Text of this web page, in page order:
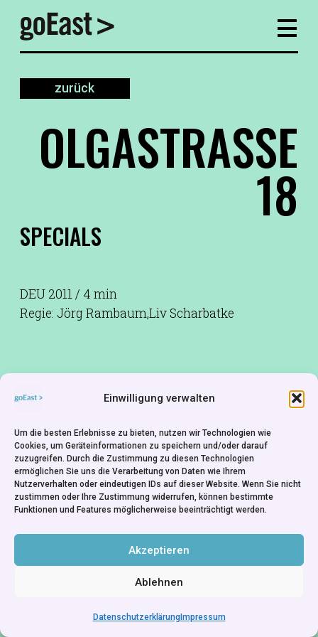
Einwilligung verwalten
Um die besten Erlebnisse zu bieten, nutzen wir Technologien wie
Cookies, um Geräteinformationen zu speichern und/oder darauf
zuzugreifen. Durch die Zustimmung zu diesen Technologien
ermöglichen Sie uns die Verarbeitung von Daten wie Ihrem
Nutzerverhalten oder eindeutigen IDs auf dieser Website. Wenn Sie nicht
zustimmen oder Ihre Zustimmung widerrufen, können bestimmte
Funktionen und Features möglicherweise beeinträchtigt werden.
Akzeptieren
Ablehnen
DatenschutzerklärungImpressum
zurück
OLGASTRASSE
18
SPECIALS
DEU 2011 / 4 min
Regie: Jörg Rambaum,Liv Scharbatke
Bewohner.